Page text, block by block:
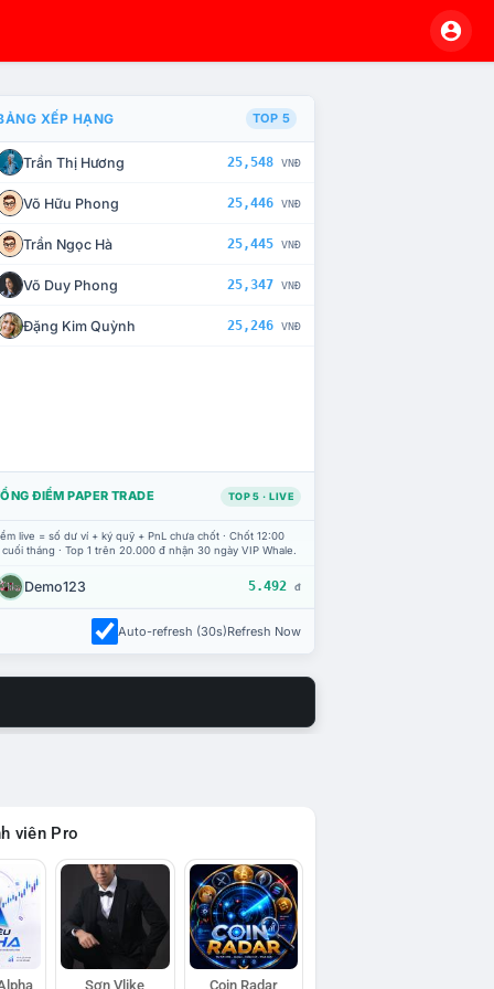
CHẾ TÀI XỬ LÝ VI PHẠM
XẾP HẠNG TOP 5
Trần Thị Hương 25,548 VNĐ
Võ Hữu Phong 25,446 VNĐ
Trần Ngọc Hà 25,445 VNĐ
Võ Duy Phong 25,347 VNĐ
Đặng Kim Quỳnh 25,246 VNĐ
ĐIỂM PAPER TRADE TOP 5 · LIVE
live = số dư ví + ký quỹ + PnL chưa chốt · Chốt 12:00
tháng · Top 1 trên 20.000 đ nhận 30 ngày VIP Whale.
Demo123 5.492 đ
Auto-refresh (30s)Refresh Now
viên Pro
Sơn Vlike Coin Radar